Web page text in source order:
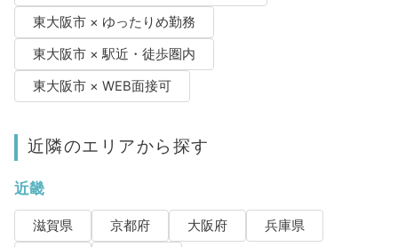
東大阪市 × ゆったりめ勤務
東大阪市 × 駅近・徒歩圏内
東大阪市 × WEB面接可
近隣のエリアから探す
近畿
滋賀県 京都府 大阪府
兵庫県